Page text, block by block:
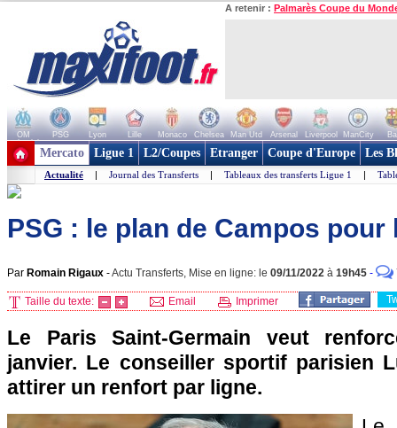
A retenir : Palmarès Coupe du
OM PSG Lyon Lille Monaco Chelsea Man Utd Arsenal Liverpool ManCity
+ de clubs
Mercato Ligue 1 L2/Coupes Etranger Coupe d'Europe Les
Actualité | Journal des Transferts | Tableaux des transferts Ligue 1 |
PSG : le plan de Campos pour
Par Romain Rigaux -Actu Transferts, Mise en ligne: le 09/11/2022 à 19h45 -
Taille du texte: Email Imprimer
Le Paris Saint-Germain veut
janvier. Le conseiller sportif parisien
attirer un renfort par ligne.